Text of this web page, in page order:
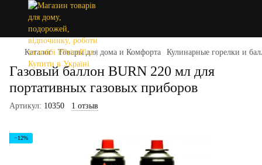
Каталог Товары для дома и Комфорта Кулинарные горелки и
Газовый баллон BURN 220 мл для
портативных газовых приборов
Артикул: 10350 1 отзыв
−12%